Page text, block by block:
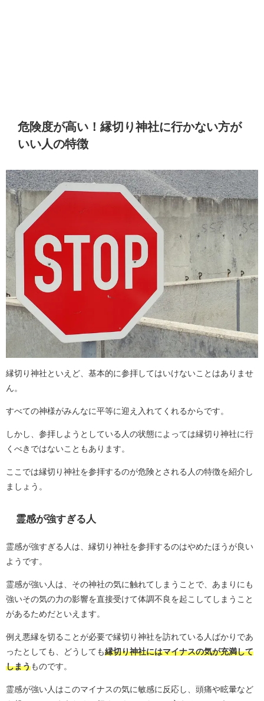
危険度が高い！縁切り神社に行かない方が
いい人の特徴
縁切り神社といえど、基本的に参拝してはいけないことはありませ
ん。
すべての神様がみんなに平等に迎え入れてくれるからです。
しかし、参拝しようとしている人の状態によっては縁切り神社に行
くべきではないこともあります。
ここでは縁切り神社を参拝するのが危険とされる人の特徴を紹介し
ましょう。
霊感が強すぎる人
霊感が強すぎる人は、縁切り神社を参拝するのはやめたほうが良い
ようです。
霊感が強い人は、その神社の気に触れてしまうことで、あまりにも
強いその気の力の影響を直接受けて体調不良を起こしてしまうこと
があるためだといえます。
例え悪縁を切ることが必要で縁切り神社を訪れている人ばかりであ
ったとしても、どうしても縁切り神社にはマイナスの気が充満して
しまうものです。
霊感が強い人はこのマイナスの気に敏感に反応し、頭痛や眩暈など